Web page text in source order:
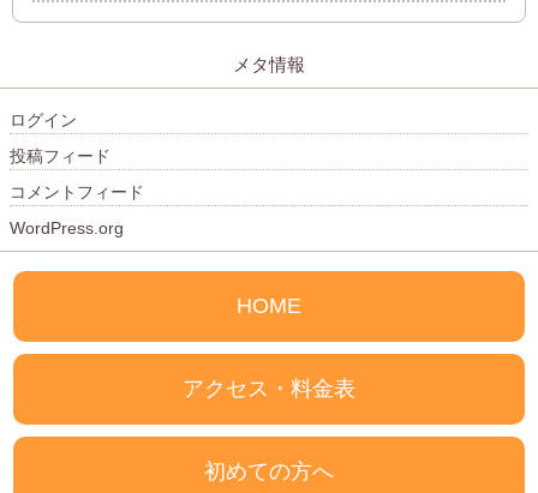
メタ情報
ログイン
投稿フィード
コメントフィード
WordPress.org
HOME
アクセス・料金表
初めての方へ